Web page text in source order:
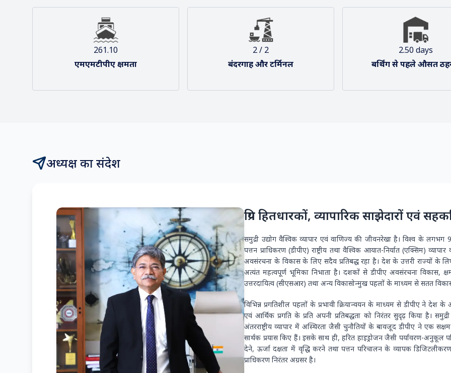
261.10
एमएमटीपीए क्षमता
2 / 2
बंदरगाह और टर्मिनल
2.50 days
बर्थिंग से पहले औसत
अध्यक्ष का संदेश
प्रिय हितधारकों, व्यापारिक साझेदारों एवं
समुद्री उ‌द्योग वैश्विक व्यापार एवं वाणिज्य की जीवनरेखा है। विश्व के लगभग
पत्तन प्राधिकरण (डीपीए) राष्ट्रीय तथा वैश्विक आयात-निर्यात (एक्सिम)
अवसंरचना के विकास के लिए सदैव प्रतिबद्ध रहा है। देश के उत्तरी राज्यों के
अत्यंत महत्वपूर्ण भूमिका निभाता है। दशकों से डीपीए अवसंरचना विकास,
उत्तरदायित्व (सीएसआर) तथा अन्य विकासोन्मुख पहलों के माध्यम से सतत
विभिन्न प्रगतिशील पहलों के प्रभावी क्रियान्वयन के माध्यम से डीपीए ने देश
एवं आर्थिक प्रगति के प्रति अपनी प्रतिबद्धता को निरंतर सुदृढ़ किया है।
अंतरराष्ट्रीय व्यापार में अस्थिरता जैसी चुनौतियों के बावजूद डीपीए ने एक
सार्थक प्रयास किए हैं। इसके साथ ही, हरित हाइड्रोजन जैसी पर्यावरण-अनुकूल
देने, ऊर्जा दक्षता में वृद्धि करने तथा पत्तन परिचालन के व्यापक
प्राधिकरण निरंतर अग्रसर है।